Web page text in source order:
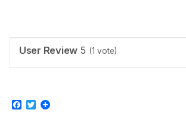
User Review 5 (1 vote)
Facebook
Twitter